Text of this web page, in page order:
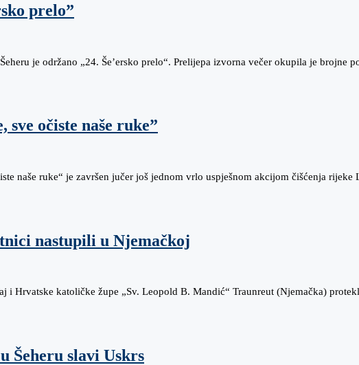
prelo”
je održano „24. Še’ersko prelo“. Prelijepa izvorna večer okupila je brojne
sve očiste naše ruke”
naše ruke“ je završen jučer još jednom vrlo uspješnom akcijom čišćenja
nastupili u Njemačkoj
i Hrvatske katoličke župe „Sv. Leopold B. Mandić“ Traunreut (Njemačka)
Šeheru slavi Uskrs